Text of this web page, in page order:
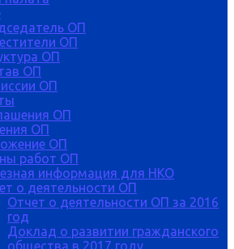
ОП
ОП
ОП
ОП
ОП
ОП
ОП
ОП
работ ОП
информация для НКО
о деятельности ОП
Отчет о деятельности ОП за 2016
год
Доклад о развитии гражданского
общества в 2017 году